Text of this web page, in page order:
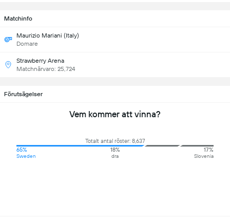
Matchinfo
Maurizio Mariani (Italy)
Domare
Strawberry Arena
Matchnärvaro: 25,724
Förutsägelser
Vem kommer att vinna?
Totalt antal röster: 8,637
65%
Sweden
18%
dra
17%
Slovenia